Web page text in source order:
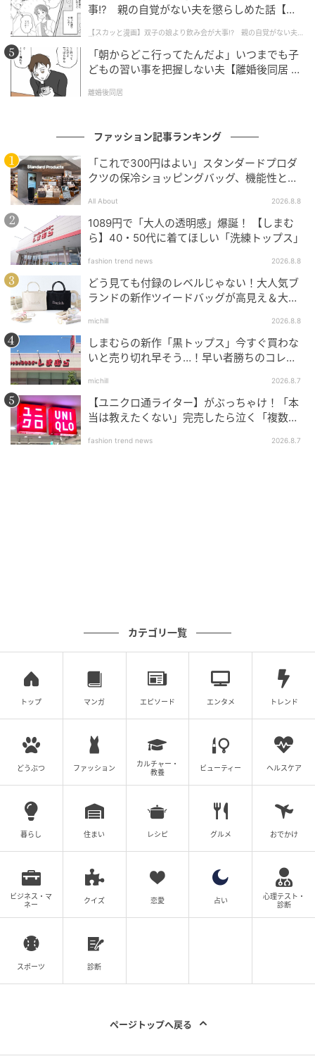
出典：ワークマン
【ワークマン】「レディースビンテージタフタプリー
ヴィンテージ感のあるタフタ素材を使用した、上品な
プリーツスカート。裏地に静電気軽減加工がされてい
て、スカートのまとわりつきに悩まずに済みそうで
す。公式HPによると「撥水加工で急な小雨でも安心」
とのことで、お出かけ中に天気が崩れそうな日や、水
仕事をするときにも頼もしい。カラーはグレージュ、
ライトネイビーなど落ち着いたトーンの全4色です。
上品なきれいめコーデにもぴったり
出典：ワークマン
プリーツ加工とほんのりとした光沢がコーデを品よく
見せるので、きれいめコーデを作る時に大活躍。子供
とのお出かけやお買い物などだけでなく、お仕事コー
デにも使えそうです。シャツやカーディガンと合わ
い色や軽やかに着られるアイテムを合わせて、春らし
く着こなすのも◎
※記事内の情報は執筆時のものになります。価格変更
や、販売終了の可能性もございます。最新の商品情報
は各お店・ブランドなどにご確認くださいませ。
writer：Hina.W
元記事で読む
事!? 親の自覚がない夫を懲らしめた話【第1
【スカッと漫画】双子の娘より飲み会が大事!? 親の自覚がない夫を
懲らしめた話
「朝からどこ行ってたんだよ」いつまでも子
どもの習い事を把握しない夫【離婚後同居 Vo
離婚後同居
ファッション記事ランキング
「これで300円はよい」スタンダードプロダ
クツの保冷ショッピングバッグ、機能性とデ
All About 2026.8.8
1089円で「大人の透明感」爆誕！ 【しまむ
ら】40・50代に着てほしい「洗練トップス」
fashion trend news 2026.8.8
どう見ても付録のレベルじゃない！大人気ブ
ランドの新作ツイードバッグが高見え＆大容
michill 2026.8.8
しまむらの新作「黒トップス」今すぐ買わな
いと売り切れ早そう…！早い者勝ちのコレ買
michill 2026.8.7
【ユニクロ通ライター】がぶっちゃけ！「本
当は教えたくない」完売したら泣く「複数買
fashion trend news 2026.8.7
カテゴリ一覧
トップ マンガ エピソード エンタメ トレンド
どうぶつ ファッション
カルチャー・
教養
ビューティー ヘルスケア
暮らし 住まい レシピ グルメ おでかけ
ビジネス・マ
ネー
クイズ 恋愛 占い
心理テスト・
診断
スポーツ 診断
ページトップへ戻る